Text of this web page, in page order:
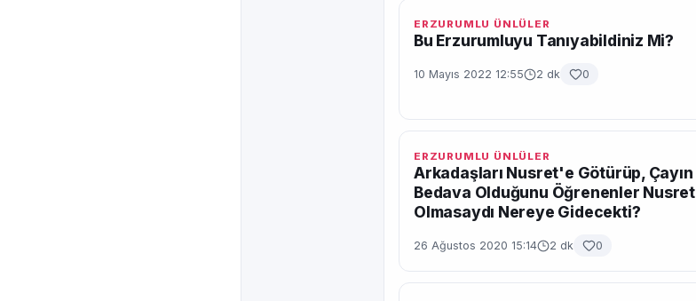
ERZURUMLU ÜNLÜLER
Bu Erzurumluyu Tanıyabildiniz Mi?
10 Mayıs 2022 12:55 2 dk 0
ERZURUMLU ÜNLÜLER
Arkadaşları Nusret'e Götürüp, Çayın
Bedava Olduğunu Öğrenenler Nusret
Olmasaydı Nereye Gidecekti?
26 Ağustos 2020 15:14 2 dk 0